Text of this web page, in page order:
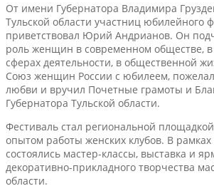
От имени Губернатора Владимира
Тульской области участниц юбилейного
приветствовал Юрий Андрианов. Он
роль женщин в современном обществе,
сферах деятельности, в общественной
Союз женщин России с юбилеем, пожелал
любви и вручил Почетные грамоты и
Губернатора Тульской области.
Фестиваль стал региональной
опытом работы женских клубов. В
состоялись мастер-классы, выставка и
декоративно-прикладного творчества
области.